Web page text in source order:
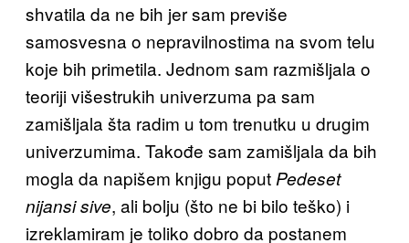
shvatila da ne bih jer sam previše
samosvesna o nepravilnostima na svom telu
koje bih primetila. Jednom sam razmišljala o
teoriji višestrukih univerzuma pa sam
zamišljala šta radim u tom trenutku u drugim
univerzumima. Takođe sam zamišljala da bih
mogla da napišem knjigu poput Pedeset
nijansi sive, ali bolju (što ne bi bilo teško) i
izreklamiram je toliko dobro da postanem